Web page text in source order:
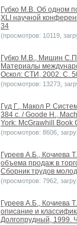
Губко М.В. Об одном
XLI научной
34
(просмотров: 10119,
Губко М.В., Мишин С.П.
Материалы
Оскол: СТИ, 2002. С.
(просмотров: 13273,
Гуд Г., Макол Р.
384 с. / Goode H.,
York: McGrawhill Book
(просмотров: 8606,
Гуреев А.Б., Кочиева
объема продаж в
Сборник трудов
(просмотров: 7962,
Гуреев А.Б., Кочиева
описание и
Долгопрудный, 1999.